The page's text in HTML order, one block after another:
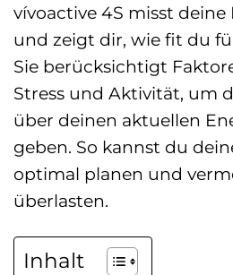
vívoactive 4S misst deine
und zeigt dir, wie fit du
Sie berücksichtigt
Stress und Aktivität, um
über deinen aktuellen
geben. So kannst du
optimal planen und
überlasten.
Inhalt